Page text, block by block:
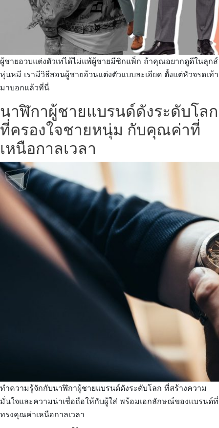
ผู้ชายอวบแต่งตัวเท่ได้ไม่แพ้ผู้ชายมีซิกแพ็ก ถ้าคุณอยากดูดีในลุกส์
หุ่นหมี เรามีวิธีสอนผู้ชายอ้วนแต่งตัวแบบละเอียด ตั้งแต่หัวจรดเท้า
มาบอกแล้วที่นี่
นาฬิกาผู้ชายแบรนด์ดังระดับโลก
ที่ครองใจชายหนุ่ม กับคุณค่าที่
เหนือกาลเวลา
ทำความรู้จักกับนาฬิกาผู้ชายแบรนด์ดังระดับโลก ที่สร้างความ
มั่นใจและความน่าเชื่อถือให้กับผู้ใส่ พร้อมเอกลักษณ์ของแบรนด์ที่
ทรงคุณค่าเหนือกาลเวลา